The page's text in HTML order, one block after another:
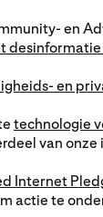
en
en
technologie
van
Internet
actie te